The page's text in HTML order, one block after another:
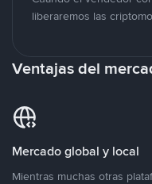
liberaremos las
Ventajas del
Mercado global y local
Mientras muchas otras